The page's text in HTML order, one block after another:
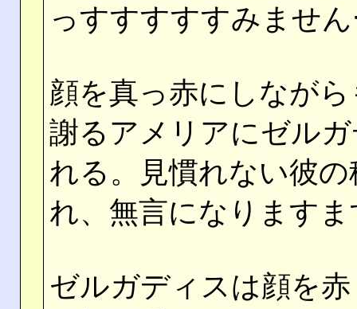
っすすすすすみませ
顔を真っ赤にしなが
謝るアメリアにゼル
れる。見慣れない彼
れ、無言になります
ゼルガディスは顔を